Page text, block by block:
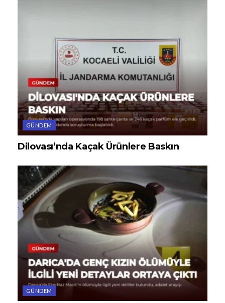
GÜNDEM
Dilovası’nda Kaçak Ürünlere Baskın
GÜNDEM